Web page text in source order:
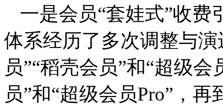
一是会员“套娃式”收费
体系经历了多次调整与
员”“稻壳会员”和“超级
员”和“超级会员Pro”，